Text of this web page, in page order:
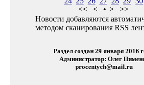
<< < • > >>
Новости добавляются
методом сканирования RSS
Раздел создан 29 января 2016
Администратор: Олег
procentych@mail.ru